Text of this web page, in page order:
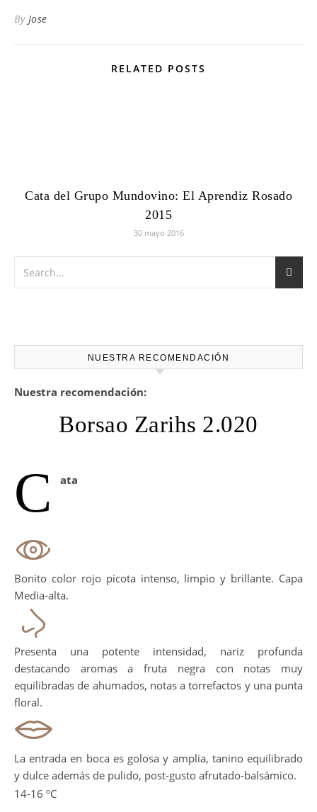
By Jose
RELATED POSTS
Cata del Grupo Mundovino: El Aprendiz Rosado
2015
30 mayo 2016
NUESTRA RECOMENDACIÓN
Nuestra recomendación:
Borsao Zarihs 2.020
C ata
Bonito color rojo picota intenso, limpio y brillante. Capa
Media-alta.
Presenta una potente intensidad, nariz profunda
destacando aromas a fruta negra con notas muy
equilibradas de ahumados, notas a torrefactos y una punta
floral.
La entrada en boca es golosa y amplia, tanino equilibrado
y dulce además de pulido, post-gusto afrutado-balsámico.
14-16 ºC